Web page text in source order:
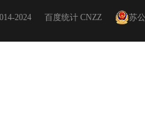
2024 百度统计 CNZZ 苏